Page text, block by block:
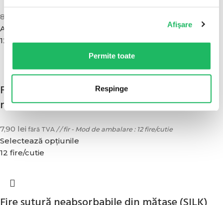
Afişare
Permite toate
Respinge
8,40
Adaugă în coș
12 fire/cutie
Fire sutură acid poliglicolic (PGA) 3/0 cu ac
rotund 22mm-26mm-30mm
7,90 lei fără TVA / / fir - Mod de ambalare : 12 fire/cutie
Selectează opțiunile
12 fire/cutie